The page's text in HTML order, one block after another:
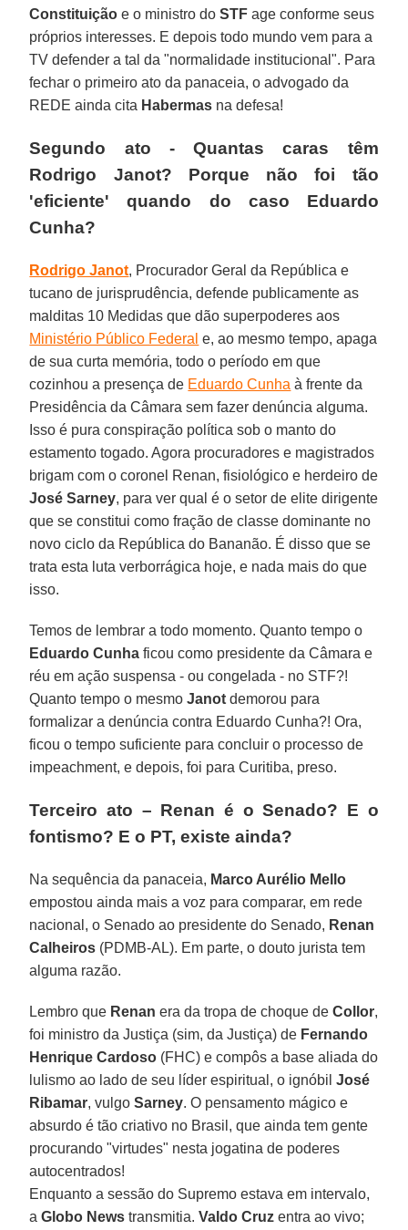
Constituição e o ministro doSTF age conforme seus
próprios interesses. E depois todo mundo vem para a
TV defender a tal da "normalidade institucional". Para
fechar o primeiro ato da panaceia, o advogado da
REDE ainda cita Habermas na defesa!
Segundo ato - Quantas caras têm
Rodrigo Janot? Porque não foi tão
'eficiente' quando do caso Eduardo
Cunha?
Rodrigo Janot, Procurador Geral da República e
tucano de jurisprudência, defende publicamente as
malditas 10 Medidas que dão superpoderes aos
Ministério Público Federal e, ao mesmo tempo, apaga
de sua curta memória, todo o período em que
cozinhou a presença de Eduardo Cunha à frente da
Presidência da Câmara sem fazer denúncia alguma.
Isso é pura conspiração política sob o manto do
estamento togado. Agora procuradores e magistrados
brigam com o coronel Renan, fisiológico e herdeiro de
José Sarney, para ver qual é o setor de elite dirigente
que se constitui como fração de classe dominante no
novo ciclo da República do Bananão. É disso que se
trata esta luta verborrágica hoje, e nada mais do que
isso.
Temos de lembrar a todo momento. Quanto tempo o
Eduardo Cunha ficou como presidente da Câmara e
réu em ação suspensa - ou congelada - no STF?!
Quanto tempo o mesmoJanot demorou para
formalizar a denúncia contra Eduardo Cunha?! Ora,
ficou o tempo suficiente para concluir o processo de
impeachment, e depois, foi para Curitiba, preso.
Terceiro ato – Renan é o Senado? E o
fontismo? E o PT, existe ainda?
Na sequência da panaceia, Marco Aurélio Mello
empostou ainda mais a voz para comparar, em rede
nacional, o Senado ao presidente do Senado, Renan
Calheiros (PDMB-AL). Em parte, o douto jurista tem
alguma razão.
Lembro que Renan era da tropa de choque deCollor,
foi ministro da Justiça (sim, da Justiça) de Fernando
Henrique Cardoso (FHC) e compôs a base aliada do
lulismo ao lado de seu líder espiritual, o ignóbilJosé
Ribamar, vulgoSarney. O pensamento mágico e
absurdo é tão criativo no Brasil, que ainda tem gente
procurando "virtudes" nesta jogatina de poderes
autocentrados!
Enquanto a sessão do Supremo estava em intervalo,
aGlobo News transmitia.Valdo Cruz entra ao vivo;